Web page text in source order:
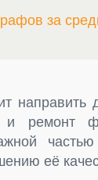
за
направить
и ремонт
её